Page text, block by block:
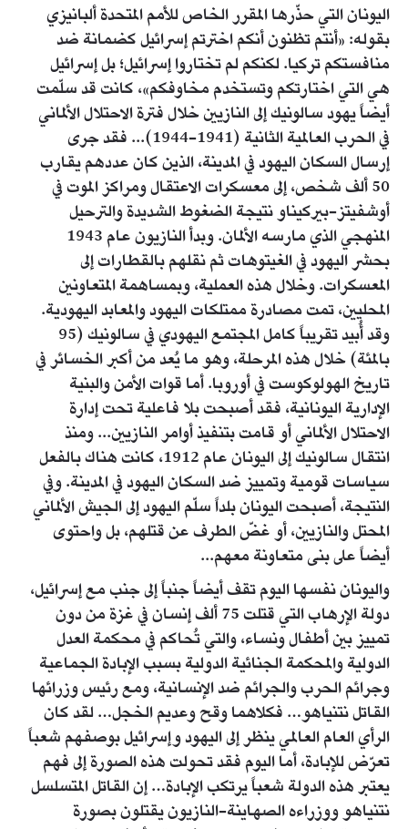
اليونان التي حذّرها المقرر الخاص للأمم المتحدة ألبانيزي
بقوله: «أنتم تظنون أنكم اخترتم إسرائيل كضمانة ضد
منافستكم تركيا. لكنكم لم تختاروا إسرائيل؛ بل إسرائيل
هي التي اختارتكم وتستخدم مخاوفكم»، كانت قد سلّمت
أيضاً يهود سالونيك إلى النازيين خلال فترة الاحتلال الألماني
في الحرب العالمية الثانية (1941-1944)... فقد جرى
إرسال السكان اليهود في المدينة، الذين كان عددهم يقارب
50 ألف شخص، إلى معسكرات الاعتقال ومراكز الموت في
أوشفيتز-بيركيناو نتيجة الضغوط الشديدة والترحيل
المنهجي الذي مارسه الألمان. وبدأ النازيون عام 1943
بحشر اليهود في الغيتوهات ثم نقلهم بالقطارات إلى
المعسكرات. وخلال هذه العملية، وبمساهمة المتعاونين
المحليين، تمت مصادرة ممتلكات اليهود والمعابد اليهودية.
وقد أُبيد تقريباً كامل المجتمع اليهودي في سالونيك (95
بالمئة) خلال هذه المرحلة، وهو ما يُعد من أكبر الخسائر في
تاريخ الهولوكوست في أوروبا. أما قوات الأمن والبنية
الإدارية اليونانية، فقد أصبحت بلا فاعلية تحت إدارة
الاحتلال الألماني أو قامت بتنفيذ أوامر النازيين... ومنذ
انتقال سالونيك إلى اليونان عام 1912، كانت هناك بالفعل
سياسات قومية وتمييز ضد السكان اليهود في المدينة. وفي
النتيجة، أصبحت اليونان بلداً سلّم اليهود إلى الجيش الألماني
المحتل والنازيين، أو غضّ الطرف عن قتلهم، بل واحتوى
أيضاً على بنى متعاونة معهم...
واليونان نفسها اليوم تقف أيضاً جنباً إلى جنب مع إسرائيل،
دولة الإرهاب التي قتلت 75 ألف إنسان في غزة من دون
تمييز بين أطفال ونساء، والتي تُحاكم في محكمة العدل
الدولية والمحكمة الجنائية الدولية بسبب الإبادة الجماعية
وجرائم الحرب والجرائم ضد الإنسانية، ومع رئيس وزرائها
القاتل نتنياهو… فكلاهما وقح وعديم الخجل… لقد كان
الرأي العام العالمي ينظر إلى اليهود وإسرائيل بوصفهم شعباً
تعرّض للإبادة، أما اليوم فقد تحولت هذه الصورة إلى فهم
يعتبر هذه الدولة شعباً يرتكب الإبادة… إن القاتل المتسلسل
نتنياهو ووزراءه الصهاينة-النازيون يقتلون بصورة